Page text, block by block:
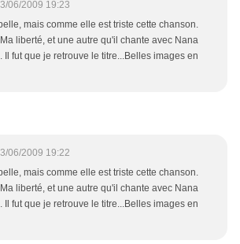
06/2009 19:23
mais comme elle est triste cette chanson.
liberté, et une autre qu'il chante avec Nana
Il fut que je retrouve le titre...Belles images en
06/2009 19:22
mais comme elle est triste cette chanson.
liberté, et une autre qu'il chante avec Nana
Il fut que je retrouve le titre...Belles images en